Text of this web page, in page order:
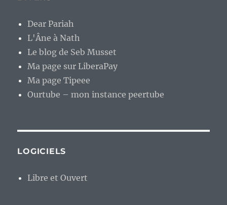
Dear Pariah
L'Âne à Nath
Le blog de Seb Musset
Ma page sur LiberaPay
Ma page Tipeee
Ourtube – mon instance peertube
LOGICIELS
Libre et Ouvert